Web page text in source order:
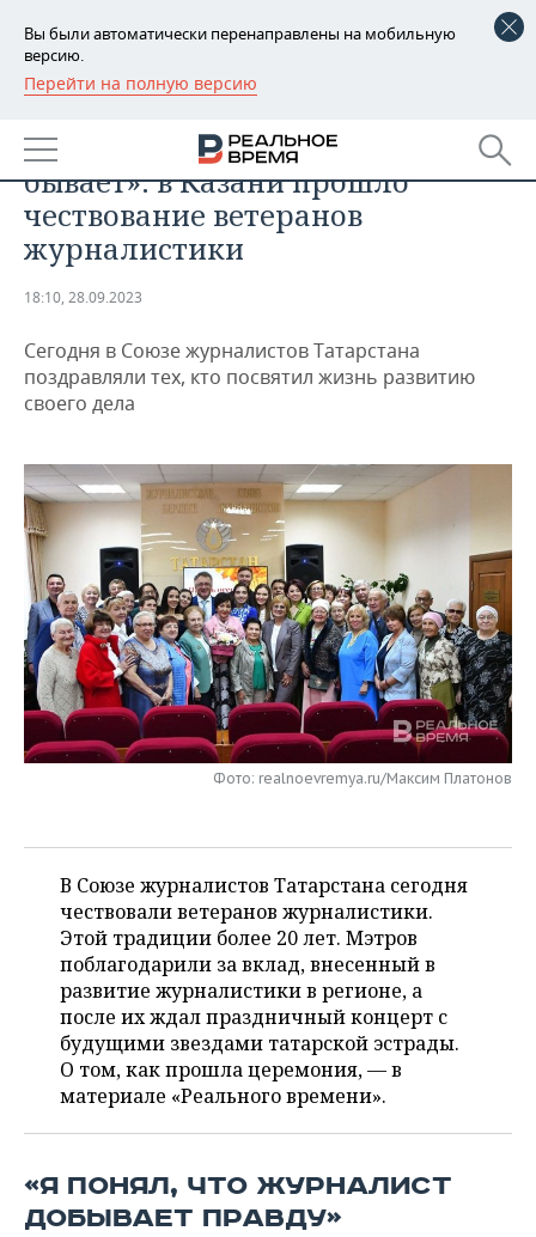
Вы были автоматически перенаправлены на мобильную
версию.
Перейти на полную версию
РЕГИОНЫ
БАШКОРТОСТАН
ТАТАРСТАН
УДМУРТИЯ
НОВОСТИ
АНАЛИТИКА
НОВОСТИ АНАЛИТИКИ
ДЕКЛАРАЦИИ О ДОХОДАХ
КОРОЛИ ГОСЗАКАЗА ПФО
ВУЗЫ ТАТАРСТАНА
КОМУ ПРИНАДЛЕЖАТ
ТОРГОВЫЕ ЦЕНТРЫ
ТАТАРСТАНА
ЭКОНОМИКА
НОВОСТИ ЭКОНОМИКИ
ФИНАНСЫ
БАНКИ
БЮДЖЕТ
ИНВЕСТИЦИИ
ПРОМЫШЛЕННОСТЬ
НОВОСТИ
ПРОМЫШЛЕННОСТИ
МАШИНОСТРОЕНИЕ
НЕФТЕХИМИЯ
НЕФТЬ
ОПК
ЭНЕРГЕТИКА
НЕДВИЖИМОСТЬ
НОВОСТИ НЕДВИЖИМОСТИ
АВТО
НОВОСТИ АВТО
БИЗНЕС
НОВОСТИ БИЗНЕСА
РОЗНИЧНАЯ ТОРГОВЛЯ
ТРАНСПОРТ
УСЛУГИ
ТЕХНОЛОГИИ
НОВОСТИ ТЕХНОЛОГИЙ
IT
МЕДИА
ТЕЛЕКОММУНИКАЦИИ
МЕРОПРИЯТИЯ
НОВОСТИ МЕРОПРИЯТИЙ
ВЫЕЗДНАЯ РЕДАКЦИЯ
БИЗНЕС-БРАНЧИ
ОТКРЫТАЯ ЛЕКЦИЯ
СПОРТ
НОВОСТИ СПОРТА
ФУТБОЛ
БАСКЕТБОЛ
ВОЛЕЙБОЛ
КИБЕРСПОРТ
ФИГУРНОЕ КАТАНИЕ
ВОДНЫЕ ВИДЫ СПОРТА
ХОККЕЙ С МЯЧОМ
ОБЩЕСТВО
НОВОСТИ ОБЩЕСТВА
ИНФРАСТРУКТУРА
ИСТОРИЯ
КУЛЬТУРА
МЕДИЦИНА
ОБРАЗОВАНИЕ
ПРОИСШЕСТВИЯ
ФОТОГАЛЕРЕЯ
СПИСОК ПЕРСОН
СПИСОК КОМПАНИЙ
ПОЛНАЯ ВЕРСИЯ
«Бывших журналистов не
бывает»: в Казани прошло
чествование ветеранов
журналистики
18:10, 28.09.2023
Сегодня в Союзе журналистов Татарстана
поздравляли тех, кто посвятил жизнь развитию
своего дела
Фото: realnoevremya.ru/Максим Платонов
В Союзе журналистов Татарстана сегодня
чествовали ветеранов журналистики.
Этой традиции более 20 лет. Мэтров
поблагодарили за вклад, внесенный в
развитие журналистики в регионе, а
после их ждал праздничный концерт с
будущими звездами татарской эстрады.
О том, как прошла церемония, — в
материале «Реального времени».
«Я ПОНЯЛ, ЧТО ЖУРНАЛИСТ
ДОБЫВАЕТ ПРАВДУ»